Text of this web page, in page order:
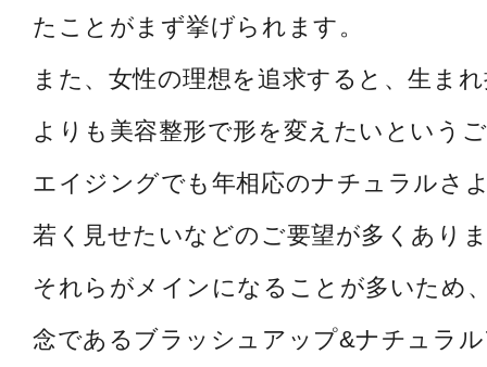
たことがまず挙げられます。
また、女性の理想を追求すると、生ま
よりも美容整形で形を変えたいという
エイジングでも年相応のナチュラルさ
若く見せたいなどのご要望が多くあり
それらがメインになることが多いため
念であるブラッシュアップ&ナチュラ